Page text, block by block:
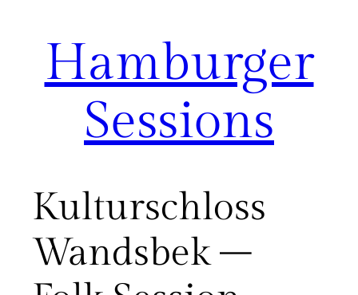
springenHamburger
Sessions
Kulturschloss
Wandsbek –